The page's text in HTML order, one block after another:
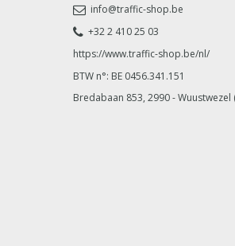
info@traffic-shop.be
+32 2 410 25 03
https://www.traffic-shop.be/nl/
BTW n°: BE 0456.341.151
Bredabaan 853, 2990 - Wuustwezel